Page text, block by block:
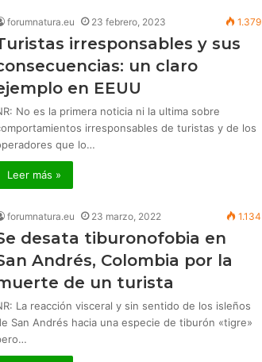
forumnatura.eu 23 febrero, 2023 1.379
irresponsables y sus
un claro
en EEUU
No es la primera noticia ni la ultima sobre
irresponsables de turistas y de los
que lo…
Leer más »
forumnatura.eu 23 marzo, 2022 1.134
desata tiburonofobia en
Andrés, Colombia por la
de un turista
La reacción visceral y sin sentido de los isleños
San Andrés hacia una especie de tiburón «tigre»